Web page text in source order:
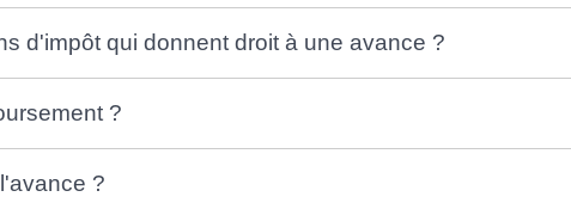
d'impôt qui donnent droit à une avance ?
?
?